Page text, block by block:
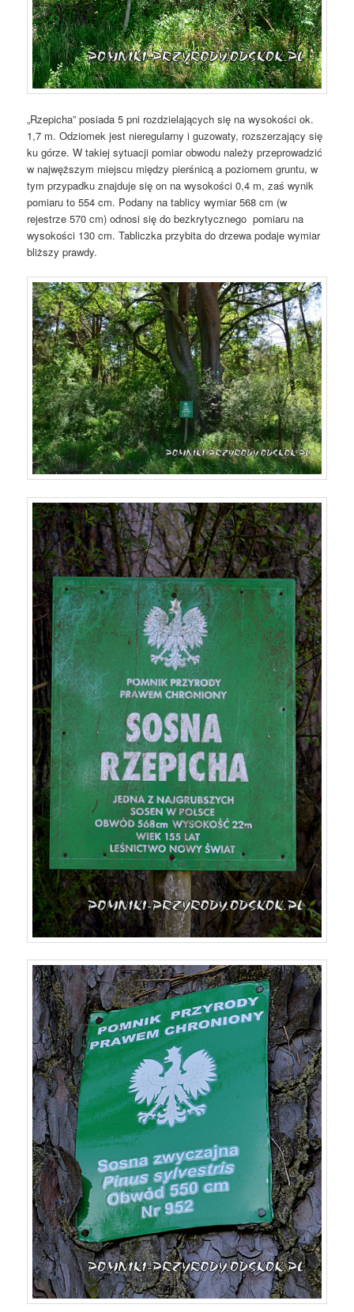
„Rzepicha” posiada 5 pni rozdzielających się na wysokości ok.
1,7 m. Odziomek jest nieregularny i guzowaty, rozszerzający się
ku górze. W takiej sytuacji pomiar obwodu należy przeprowadzić
w najwęższym miejscu między pierśnicą a poziomem gruntu, w
tym przypadku znajduje się on na wysokości 0,4 m, zaś wynik
pomiaru to 554 cm. Podany na tablicy wymiar 568 cm (w
rejestrze 570 cm) odnosi się do bezkrytycznego pomiaru na
wysokości 130 cm. Tabliczka przybita do drzewa podaje wymiar
bliższy prawdy.